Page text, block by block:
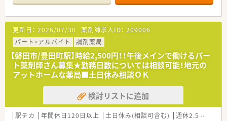
【店舗情報と応需状況について】
■磐田駅を最寄り駅とし、駅から12分の場所に立地しており、マ
イカー通勤も可能で快適に通勤できる環境が整っています。
■眼科メインで1日50枚から60枚の処方箋を応需しており、特定
の領域に特化した専門的な知識を深く身につけられます。
■正社員1名とパート6名の薬剤師が在籍しており、居宅の在宅
業務にも対応し地域医療に大きく貢献している薬局です。
【法人特徴について】
■1992年に設立され、静岡県西部を中心にして6店舗の調剤薬局
を展開し、地域に密着した医療サービスの提供を続けています。
■よりきめ細やかな薬局運営を実現するため、過去に分社化を行
い、地域ごとのニーズに迅速に応える体制を構築しております。
更新日： 2026/07/30 薬剤師求人ID： 209006
パート・アルバイト
調剤薬局
【磐田市/豊田町駅】時給2,500円！！午後メインで働けるパー
ト薬剤師さん募集★勤務日数については相談可能！地元の
アットホームな薬局■土日休み相談ＯＫ
検討リストに追加
駅チカ 年間休日120日以上 土日休み(相談可含む) 週休2.5日以上